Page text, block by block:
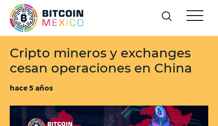
Cripto mineros y exchanges
cesan operaciones en China
hace 5 años